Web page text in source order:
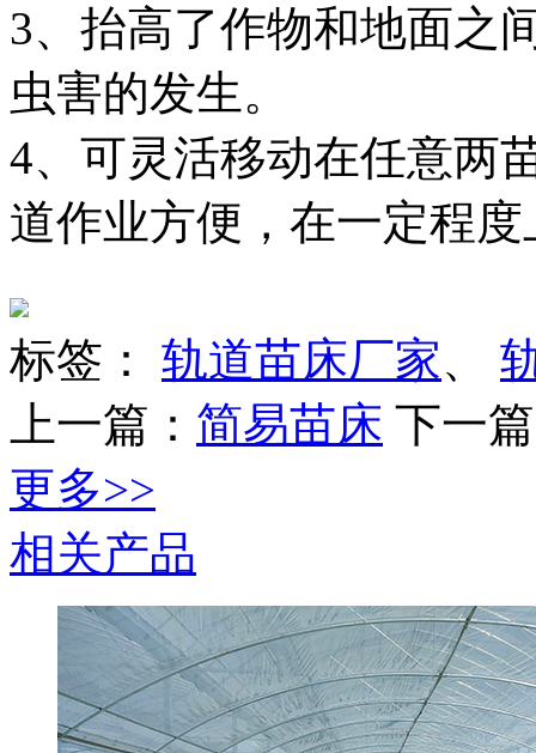
3、抬高了作物和地面之
虫害的发生。
4、可灵活移动在任意两
道作业方便，在一定程
标签： 轨道苗床厂家、
上一篇： 简易苗床 下一
更多>>
相关产品